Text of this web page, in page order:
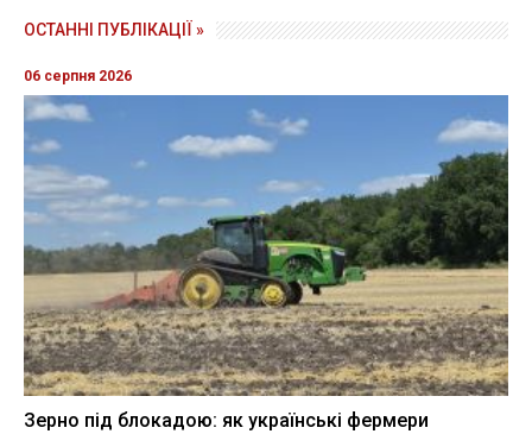
ОСТАННІ ПУБЛІКАЦІЇ »
06 серпня 2026
Зерно під блокадою: як українські фермери